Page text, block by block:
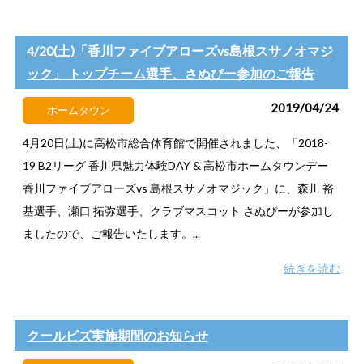
4/20(土)「香川ファイブアローズvs島根スサノオマジ
ック」 トップチーム選手、さぬぴー参加のご報告
ホームタウン 2019/04/24
4月20日(土)に高松市総合体育館で開催されました、「2018-
19 B2リーグ 香川県魅力体験DAY & 高松市ホームタウンデー
香川ファイブアローズvs 島根スサノオマジック」に、森川 裕
基選手、瀬口 拓弥選手、クラブマスコット さぬぴーが参加し
ましたので、ご報告いたします。...
続きを読む
クールビズ実施期間のお知らせ